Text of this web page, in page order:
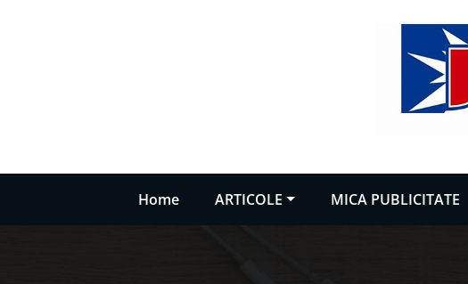
Home ARTICOLE MICA PUBLICITATE